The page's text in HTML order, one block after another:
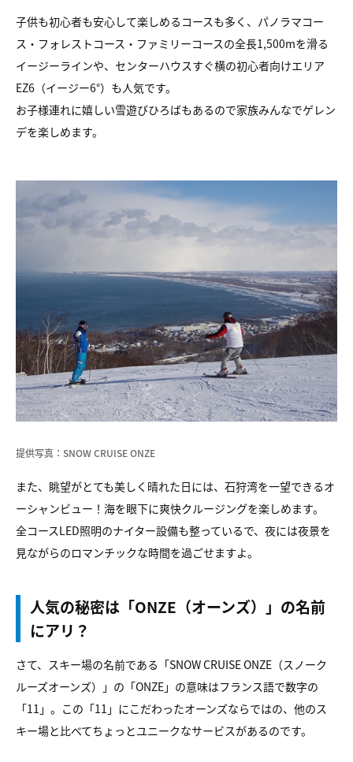
子供も初心者も安心して楽しめるコースも多く、パノラマコー
ス・フォレストコース・ファミリーコースの全長1,500mを滑る
イージーラインや、センターハウスすぐ横の初心者向けエリア
EZ6（イージー6°）も人気です。
お子様連れに嬉しい雪遊びひろばもあるので家族みんなでゲレン
デを楽しめます。
提供写真：SNOW CRUISE ONZE
また、眺望がとても美しく晴れた日には、石狩湾を一望できるオ
ーシャンビュー！海を眼下に爽快クルージングを楽しめます。
全コースLED照明のナイター設備も整っているで、夜には夜景を
見ながらのロマンチックな時間を過ごせますよ。
人気の秘密は「ONZE（オーンズ）」の名前
にアリ？
さて、スキー場の名前である「SNOW CRUISE ONZE（スノーク
ルーズオーンズ）」の「ONZE」の意味はフランス語で数字の
「11」。この「11」にこだわったオーンズならではの、他のス
キー場と比べてちょっとユニークなサービスがあるのです。